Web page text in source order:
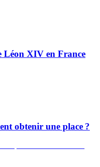
Léon XIV en France
obtenir une place ?